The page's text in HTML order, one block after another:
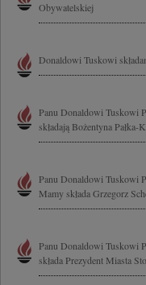
Obywatelskiej
Donaldowi Tuskowi
Panu Donaldowi Tuskowi
składają Bożentyna
Panu Donaldowi Tuskowi
Mamy składa Grzegorz
Panu Donaldowi Tuskowi
składa Prezydent Miasta